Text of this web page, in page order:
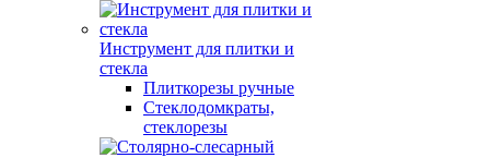
Инструмент для плитки и
стекла
Плиткорезы ручные
Стеклодомкраты,
стеклорезы